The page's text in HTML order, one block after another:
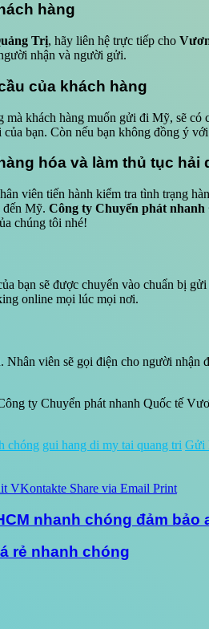
hàng
Trị, hãy liên hệ trực tiếp cho
nhận và người gửi.
của khách hàng
khách hàng muốn gửi đi Mỹ, sẽ
bạn. Còn nếu bạn không đồng ý
hóa và làm thủ tục hải
viên tiến hành kiểm tra tình trạng
đến Mỹ. Công ty Chuyển phát
chúng tôi nhé!
bạn sẽ được chuyển vào chuẩn bị
online mọi lúc mọi nơi.
viên sẽ gọi điện cho người
ty Chuyển phát nhanh Quốc tế
chóng gui hang di my tai quang tri Gửi
VKontakte Share via Email Print
nhanh chóng đảm bảo
rẻ nhanh chóng